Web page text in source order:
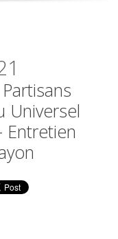
Universel
Entretien